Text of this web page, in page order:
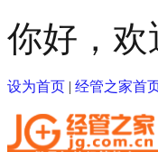
你好，欢
设为首页 | 经管之家首